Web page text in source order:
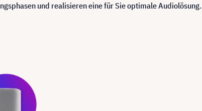
und realisieren eine für Sie optimale Audiolösung.